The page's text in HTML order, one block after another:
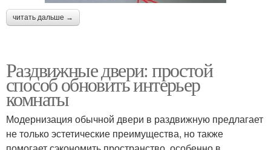
читать дальше →
Раздвижные двери: простой
способ обновить интерьер
комнаты
Модернизация обычной двери в раздвижную предлагает
не только эстетические преимущества, но также